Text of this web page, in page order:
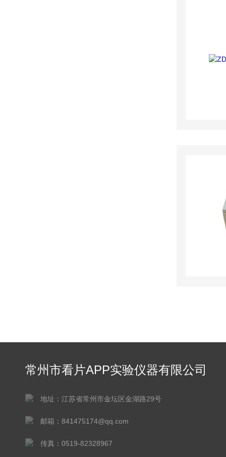
常州市看片APP实验仪器有限公司
地址：江苏省常州市金坛区金湖路29号
邮箱：841475174@qq.com
传真：0519-82328967